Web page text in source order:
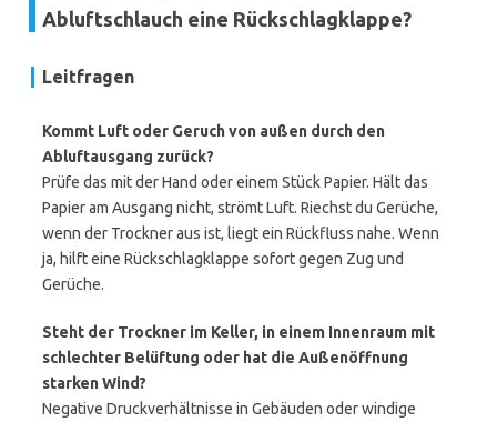
Abluftschlauch eine Rückschlagklappe?
Leitfragen
Kommt Luft oder Geruch von außen durch den
Abluftausgang zurück?
Prüfe das mit der Hand oder einem Stück Papier. Hält das
Papier am Ausgang nicht, strömt Luft. Riechst du Gerüche,
wenn der Trockner aus ist, liegt ein Rückfluss nahe. Wenn
ja, hilft eine Rückschlagklappe sofort gegen Zug und
Gerüche.
Steht der Trockner im Keller, in einem Innenraum mit
schlechter Belüftung oder hat die Außenöffnung
starken Wind?
Negative Druckverhältnisse in Gebäuden oder windige